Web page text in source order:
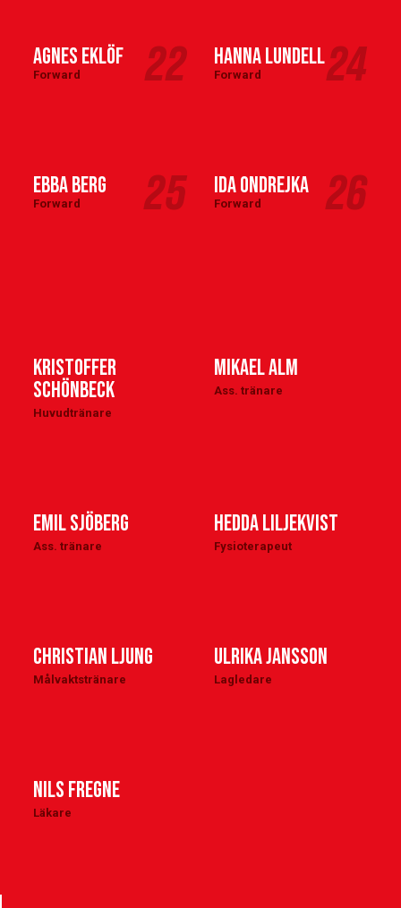
Agnes Eklöf 22
Forward
Hanna Lundell24
Forward
Ebba Berg 25
Forward
Ida Ondrejka 26
Forward
Kristoffer
Schönbeck
Huvudtränare
Mikael Alm
Ass. tränare
Emil Sjöberg
Ass. tränare
Hedda Liljekvist
Fysioterapeut
Christian Ljung
Målvaktstränare
Ulrika Jansson
Lagledare
Nils Fregne
Läkare